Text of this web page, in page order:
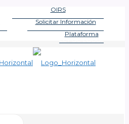
OIRS
Solicitar Información
Plataforma